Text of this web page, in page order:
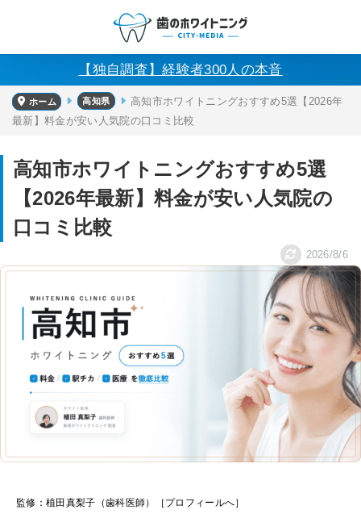
【独自調査】経験者300人の本音
ホーム 高知県
高知市ホワイトニングおすすめ5選【2026年
最新】料金が安い人気院の口コミ比較
高知市ホワイトニングおすすめ5選
【2026年最新】料金が安い人気院の
口コミ比較
2026/8/6
監修：植田真梨子（歯科医師）［プロフィールへ］